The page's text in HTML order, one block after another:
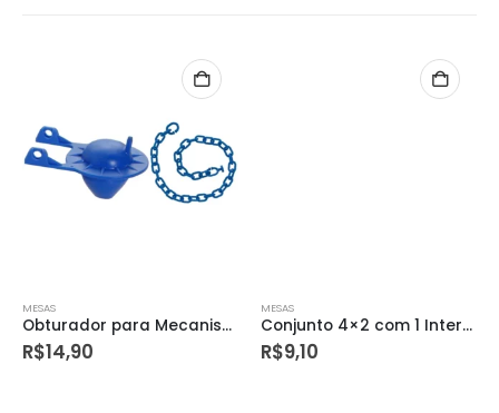
MESAS
Obturador para Mecanismo de Saída Universal para Caixa Acoplada
R$14,90
MESAS
Conjunto 4×2 com 1 Interruptor Simples Liz 10a 250v Branco – Tramontina
R$9,10